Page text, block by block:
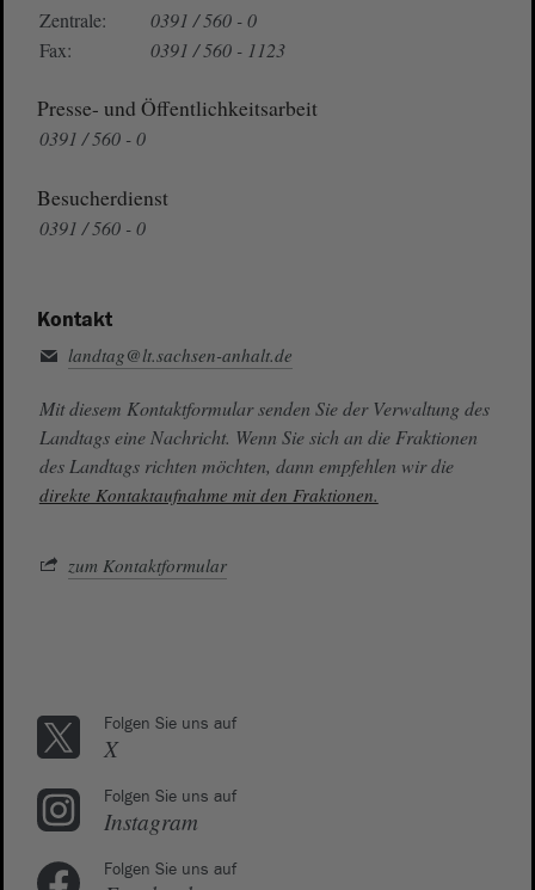
Zentrale:
0391 / 560 - 0
Fax:
0391 / 560 - 1123
Presse- und Öffentlichkeitsarbeit
0391 / 560 - 0
Besucherdienst
0391 / 560 - 0
Kontakt
landtag@lt.sachsen-anhalt.de
Mit diesem Kontaktformular senden Sie der Verwaltung des
Landtags eine Nachricht. Wenn Sie sich an die Fraktionen
des Landtags richten möchten, dann empfehlen wir die
direkte Kontaktaufnahme mit den Fraktionen.
zum Kontaktformular
Folgen Sie uns auf
X
Folgen Sie uns auf
Instagram
Folgen Sie uns auf